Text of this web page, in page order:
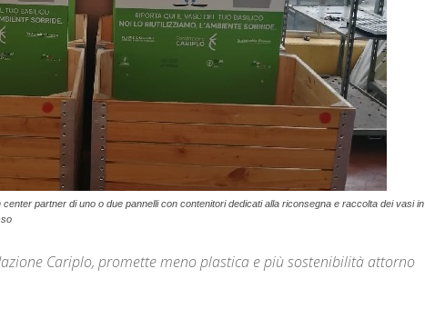
center partner di uno o due pannelli con contenitori dedicati alla riconsegna e raccolta dei vasi in
Cariplo, promette meno plastica e più sostenibilità attorno